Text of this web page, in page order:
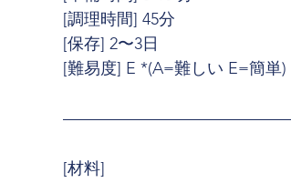
[調理時間] 45分
[保存] 2〜3日
[難易度] E *(A=難しい E=簡単)
[材料]